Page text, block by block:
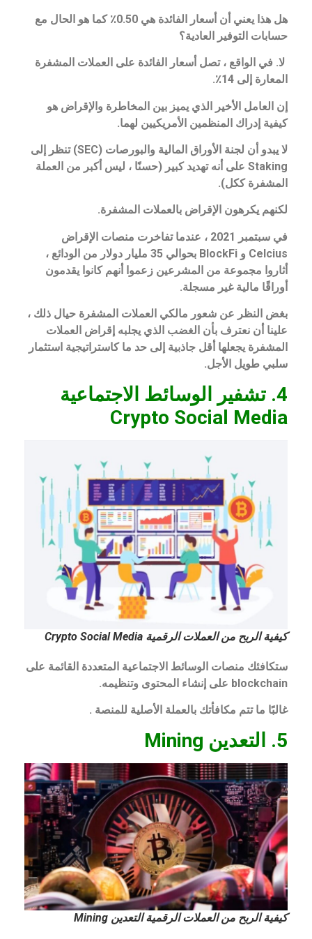
هل هذا يعني أن أسعار الفائدة هي 0.50٪ كما هو الحال مع
حسابات التوفير العادية؟
لا. في الواقع ، تصل أسعار الفائدة على العملات المشفرة
المعارة إلى 14٪.
إن العامل الأخير الذي يميز بين المخاطرة والإقراض هو
كيفية إدراك المنظمين الأمريكيين لهما.
لا يبدو أن لجنة الأوراق المالية والبورصات (SEC) تنظر إلى
Staking على أنه تهديد كبير (حسنًا ، ليس أكبر من العملة
المشفرة ككل).
لكنهم يكرهون الإقراض بالعملات المشفرة.
في سبتمبر 2021 ، عندما تفاخرت منصات الإقراض
Celcius و BlockFi بحوالي 35 مليار دولار من الودائع ،
أثاروا مجموعة من المشرعين زعموا أنهم كانوا يقدمون
أوراقًا مالية غير مسجلة.
بغض النظر عن شعور مالكي العملات المشفرة حيال ذلك ،
علينا أن نعترف بأن الغضب الذي يجلبه إقراض العملات
المشفرة يجعلها أقل جاذبية إلى حد ما كاستراتيجية استثمار
سلبي طويل الأجل.
4. تشفير الوسائط الاجتماعية
Crypto Social Media
كيفية الربح من العملات الرقمية Crypto Social Media
ستكافئك منصات الوسائط الاجتماعية المتعددة القائمة على
blockchain على إنشاء المحتوى وتنظيمه.
غالبًا ما تتم مكافأتك بالعملة الأصلية للمنصة .
5. التعدين Mining
كيفية الربح من العملات الرقمية التعدين Mining